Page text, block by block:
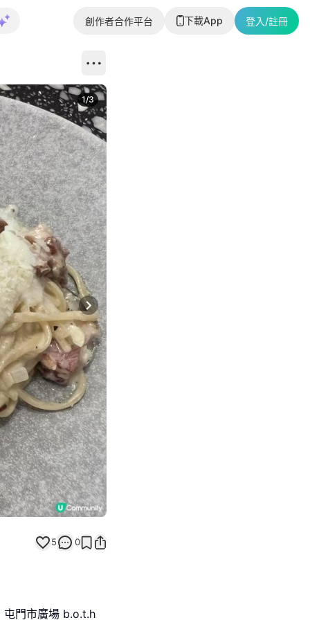
創作者合作平台 下載App 登入/註冊
Next slide
1/3
5 0
屯門市廣場 b.o.t.h